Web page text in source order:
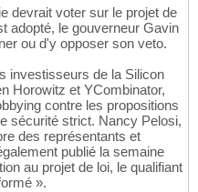
devrait voter sur le projet de
adopté, le gouverneur Gavin
ou d'y opposer son veto.
investisseurs de la Silicon
Horowitz et YCombinator,
contre les propositions
sécurité strict. Nancy Pelosi,
des représentants et
publié la semaine
au projet de loi, le qualifiant
».